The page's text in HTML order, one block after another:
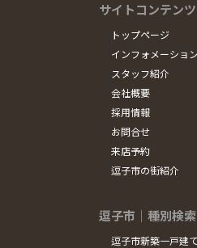
サイトコンテンツ
トップページ
インフォメーション
スタッフ紹介
会社概要
採用情報
お問合せ
来店予約
逗子市の街紹介
逗子市｜種別検索
逗子市新築一戸建